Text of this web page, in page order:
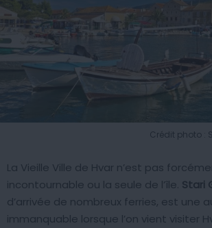
Crédit photo :
La Vieille Ville de Hvar n’est pas
incontournable ou la seule de l’île. Stari
d’arrivée de nombreux ferries, est une
immanquable lorsque l’on vient visiter